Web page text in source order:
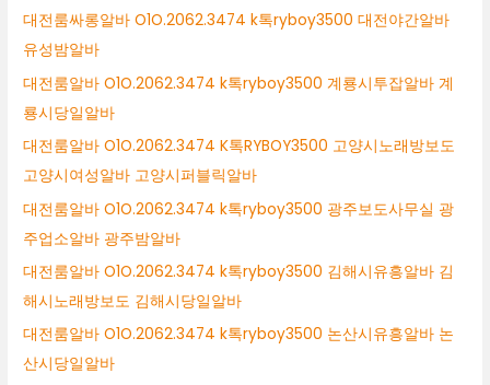
대전룸싸롱알바 O1O.2062.3474 k톡ryboy3500 대전야간알바
유성밤알바
대전룸알바 O1O.2062.3474 k톡ryboy3500 계룡시투잡알바 계
룡시당일알바
대전룸알바 O1O.2062.3474 K톡RYBOY3500 고양시노래방보도
고양시여성알바 고양시퍼블릭알바
대전룸알바 O1O.2062.3474 k톡ryboy3500 광주보도사무실 광
주업소알바 광주밤알바
대전룸알바 O1O.2062.3474 k톡ryboy3500 김해시유흥알바 김
해시노래방보도 김해시당일알바
대전룸알바 O1O.2062.3474 k톡ryboy3500 논산시유흥알바 논
산시당일알바